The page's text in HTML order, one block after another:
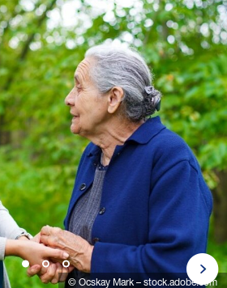
© Ocskay Mark – stock.adobe.com